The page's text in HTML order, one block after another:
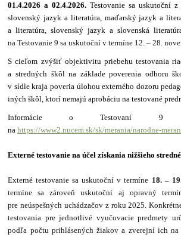
01.4.2026 a 02.4.2026. Testovanie sa uskutoční z
slovenský jazyk a literatúra, maďarský jazyk a
a literatúra, slovenský jazyk a slovenská
na Testovanie 9 sa uskutoční v termíne 12. – 28.
S cieľom zvýšiť objektivitu priebehu testovania
a stredných škôl na základe poverenia odboru
v sídle kraja poveria úlohou externého dozoru
iných škôl, ktorí nemajú aprobáciu na testované
Informácie o Testovaní 9
nahttps://www2.nucem.sk/sk/merania/narodne-
Externé testovanie na účel získania nižšieho
Externé testovanie sa uskutoční v termíne 18. –
termíne sa zároveň uskutoční aj opravný
pre neúspešných uchádzačov z roku 2025.
testovania pre jednotlivé vyučovacie predmety
podľa počtu prihlásených žiakov a zverejní ich